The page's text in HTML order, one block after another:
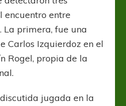
encuentro entre
La primera, fue una
Carlos Izquierdoz en el
Rogel, propia de la
jugada en la